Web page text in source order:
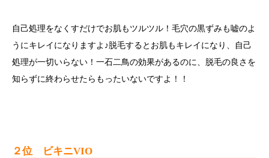
自己処理をなくすだけでお肌もツルツル！毛穴の黒ずみも嘘のよ
うにキレイになりますよ♪脱毛するとお肌もキレイになり、自己
処理が一切いらない！一石二鳥の効果があるのに、脱毛の良さを
知らずに終わらせたらもったいないですよ！！
２位 ビキニVIO